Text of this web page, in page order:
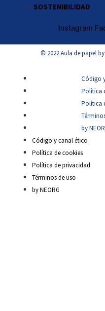
SOSTENIBILIDAD
Instagram
© 2022 Aula de papel
Código
Política
Política
by
Código y canal ético
Política de cookies
Política de privacidad
Términos de uso
by NEORG